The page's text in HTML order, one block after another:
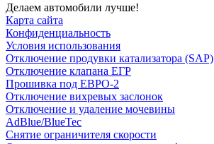
Делаем автомобили лучше!
Карта сайта
Конфиденциальность
Условия использования
Отключение продувки катализатора (SAP)
Отключение клапана ЕГР
Прошивка под ЕВРО-2
Отключение вихревых заслонок
Отключение и удаление мочевины
AdBlue/BlueTec
Снятие ограничителя скорости